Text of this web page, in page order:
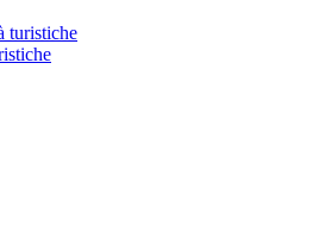
turistiche